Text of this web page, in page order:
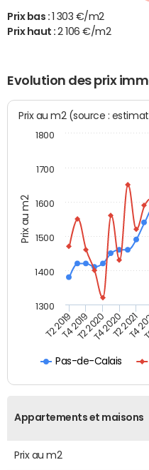
Prix bas :
1 303 €/m2
Prix haut :2 106 €/m2
Evolution des prix
Prix au m2
Prix au m2 (source :
Pas-de-Calais
T2 2019T4 2019T2 2020T4 2020T2 2021
T4
1300
1400
1500
1600
1700
1800
Appartements et maisons
Prix au m2